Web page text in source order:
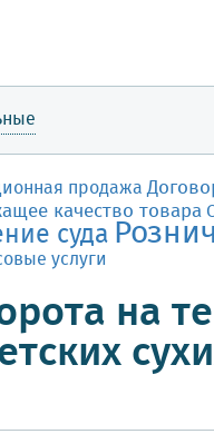
продажа
качество товара
суда
услуги
на